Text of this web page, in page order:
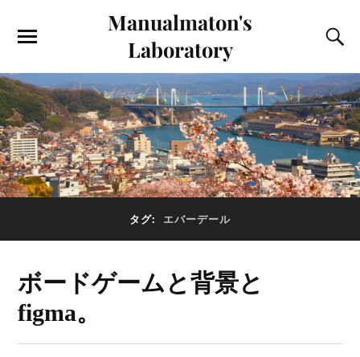
Manualmaton's
Laboratory
タグ: エバーデール
ボードゲームと背景と
figma。